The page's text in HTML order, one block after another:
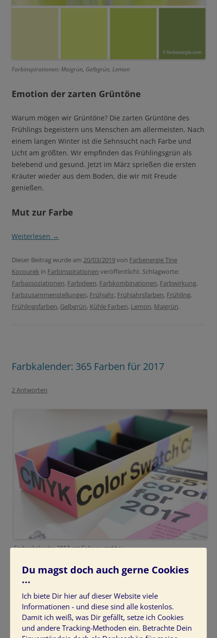
Farbinspirationen: Maigrün, Gelbgrün, Lemon
Emotion der zarten Grüntöne
Warum mögen wir Grüntöne? Die zarten Grüntöne des
Frühlings begeistern uns Menschen am allermeisten. Nach
einem langen Winter ist die Sehnsucht nach Farbe und
Licht am größten. Wir empfinden das Frühlingsgrün als
belebend und gesund. Jetzt im März sprießen die ersten
Kräuter wieder aus dem Boden, die wir mit Freude
genießen.
Mut zur Farbe
Weiterlesen →
Dieser Beitrag wurde am 20/03/2019von Farbenergie Tine
Kocourek in Farbinspirationen veröffentlicht. Schlagworte:
Farbassoziationen, Farbideen, Farbkombinationen, Farbwirkung,
Farbzusammenstellungen, Frühjahr, Frühjahrsfarben, Frühling,
Frühlingsfarben, Gelbgrün, Kühle Farben, Lemon, Maigrün.
Farbkalender: 365 Farben für 2017
2 Antworten
Farbenkalender 2017 mit Color swatchbox
Zufällig habe ich diesen wunderschönen Farbkalender
entdeckt und bin sofort neugierig geworden. Jeden Tag
bekommen Sie als Farbenliebhaber eine neue
Farbinspiration. Dazu erhalten Sie einen professionellen
Farbführer für Grafiker.bei Amazon .
Du magst doch auch gerne Cookies
...
Ich biete Dir hier auf dieser Website viele
Informationen - und diese sind alle kostenlos.
Damit ich weiß, was Dir gefällt, setze ich Cookies
und andere Tracking-Methoden ein. Betrachte Dein